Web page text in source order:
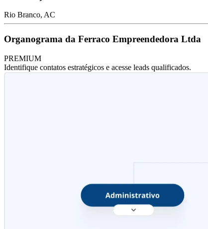
Rio Branco, AC
Organograma da Ferraco Empreendedora Ltda
PREMIUM
Identifique contatos estratégicos e acesse leads qualificados.